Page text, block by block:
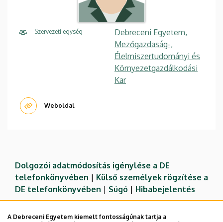
Szervezeti egység
Debreceni Egyetem,
Mezőgazdaság-,
Élelmiszertudományi és
Környezetgazdálkodási
Kar
Weboldal
Dolgozói adatmódosítás igénylése a DE
telefonkönyvében | Külső személyek rögzítése a
DE telefonkönyvében | Súgó | Hibabejelentés
A Debreceni Egyetem kiemelt fontosságúnak tartja a